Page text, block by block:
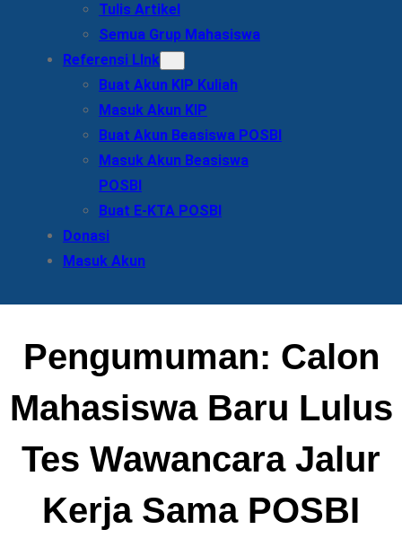
Tulis Artikel
Semua Grup Mahasiswa
Referensi LInk
Buat Akun KIP Kuliah
Masuk Akun KIP
Buat Akun Beasiswa POSBI
Masuk Akun Beasiswa
POSBI
Buat E-KTA POSBI
Donasi
Masuk Akun
Pengumuman: Calon
Mahasiswa Baru Lulus
Tes Wawancara Jalur
Kerja Sama POSBI